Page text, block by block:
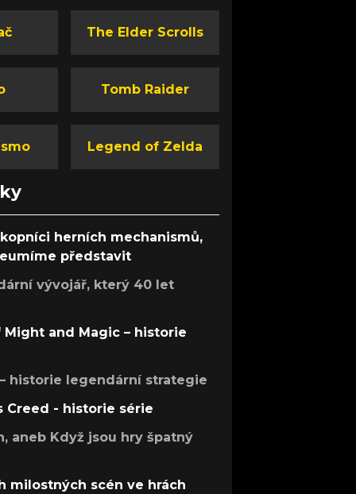
The Elder Scrolls
Tomb Raider
Legend of Zelda
herních mechanismů,
představit
vývojář, který 40 let
Might and Magic – historie
historie legendární strategie
Creed - historie série
aneb Když jsou hry špatný
milostných scén ve hrách